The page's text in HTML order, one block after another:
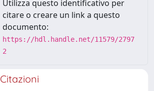
Utilizza questo identificativo per
citare o creare un link a questo
documento:
https://hdl.handle.net/11579/2797
2
Citazioni